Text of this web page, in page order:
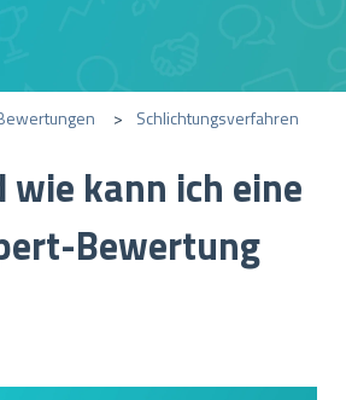
Schlichtungsverfahren
wie kann ich eine
Bewertung